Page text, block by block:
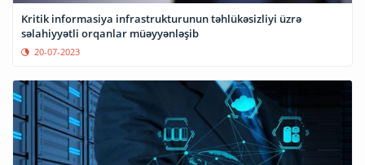
Kritik informasiya infrastrukturunun təhlükəsizliyi üzrə
səlahiyyətli orqanlar müəyyənləşib
20-07-2023